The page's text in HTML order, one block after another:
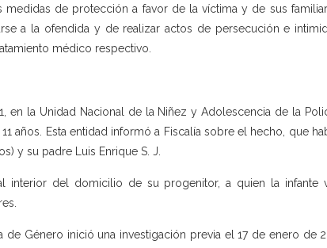
medidas de protección a favor de la víctima y de sus
a la ofendida y de realizar actos de persecución e
médico respectivo.
en la Unidad Nacional de la Niñez y Adolescencia de la
años. Esta entidad informó a Fiscalía sobre el hecho, que
y su padre Luis Enrique S. J.
interior del domicilio de su progenitor, a quien la infante
de Género inició una investigación previa el 17 de enero de